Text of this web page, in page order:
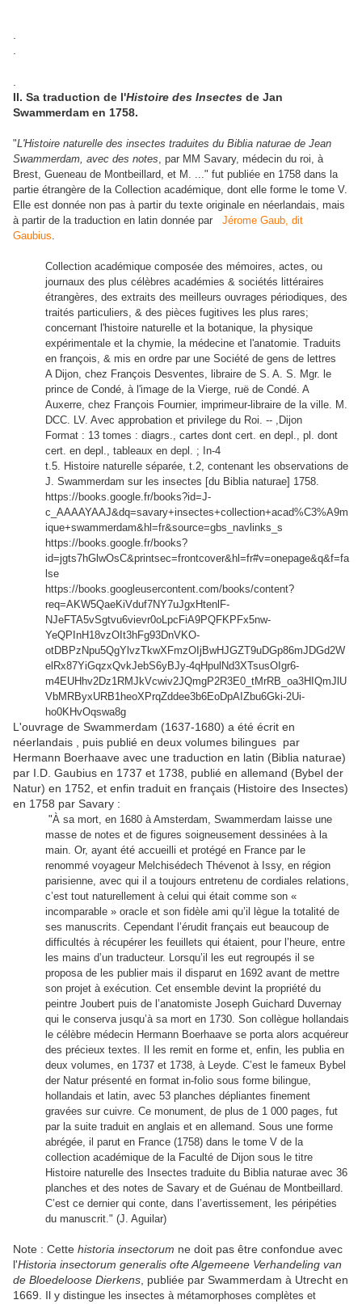
II. Sa traduction de l'Histoire des Insectes de Jan
Swammerdam en 1758.
"L'Histoire naturelle des insectes traduites du Biblia naturae de Jean
Swammerdam, avec des notes, par MM Savary, médecin du roi, à
Brest, Gueneau de Montbeillard, et M. ..." fut publiée en 1758 dans la
partie étrangère de la Collection académique, dont elle forme le tome V.
Elle est donnée non pas à partir du texte originale en néerlandais, mais
à partir de la traduction en latin donnée par
Jérome Gaub, dit
Gaubius.
Collection académique composée des mémoires, actes, ou
journaux des plus célèbres académies & sociétés littéraires
étrangères, des extraits des meilleurs ouvrages périodiques, des
traités particuliers, & des pièces fugitives les plus rares;
concernant l'histoire naturelle et la botanique, la physique
expérimentale et la chymie, la médecine et l'anatomie. Traduits
en françois, & mis en ordre par une Société de gens de lettres
A Dijon, chez François Desventes, libraire de S. A. S. Mgr. le
prince de Condé, à l'image de la Vierge, ruë de Condé. A
Auxerre, chez François Fournier, imprimeur-libraire de la ville. M.
DCC. LV. Avec approbation et privilege du Roi. -- ,Dijon
Format : 13 tomes : diagrs., cartes dont cert. en depl., pl. dont
cert. en depl., tableaux en depl. ; In-4
t.5. Histoire naturelle séparée, t.2, contenant les observations de
J. Swammerdam sur les insectes [du Biblia naturae] 1758.
https://books.google.fr/books?id=J-
c_AAAAYAAJ&dq=savary+insectes+collection+acad%C3%A9m
ique+swammerdam&hl=fr&source=gbs_navlinks_s
https://books.google.fr/books?
id=jgts7hGlwOsC&printsec=frontcover&hl=fr#v=onepage&q&f=fa
lse
https://books.googleusercontent.com/books/content?
req=AKW5QaeKiVduf7NY7uJgxHtenlF-
NJeFTA5vSgtvu6vievr0oLpcFiA9PQFKPFx5nw-
YeQPInH18vzOIt3hFg93DnVKO-
otDBPzNpu5QgYlvzTkwXFmzOIjBwHJGZT9uDGp86mJDGd2W
elRx87YiGqzxQvkJebS6yBJy-4qHpulNd3XTsusOIgr6-
m4EUHhv2Dz1RMJkVcwiv2JQmgP2R3E0_tMrRB_oa3HIQmJlU
VbMRByxURB1heoXPrqZddee3b6EoDpAIZbu6Gki-2Ui-
ho0KHvOqswa8g
L'ouvrage de Swammerdam (1637-1680) a été écrit en
néerlandais , puis publié en deux volumes bilingues par
Hermann Boerhaave avec une traduction en latin (Biblia naturae)
par I.D. Gaubius en 1737 et 1738, publié en allemand (Bybel der
Natur) en 1752, et enfin traduit en français (Histoire des Insectes)
en 1758 par Savary :
"À sa mort, en 1680 à Amsterdam, Swammerdam laisse une
masse de notes et de figures soigneusement dessinées à la
main. Or, ayant été accueilli et protégé en France par le
renommé voyageur Melchisédech Thévenot à Issy, en région
parisienne, avec qui il a toujours entretenu de cordiales relations,
c’est tout naturellement à celui qui était comme son «
incomparable » oracle et son fidèle ami qu’il lègue la totalité de
ses manuscrits. Cependant l’érudit français eut beaucoup de
difficultés à récupérer les feuillets qui étaient, pour l’heure, entre
les mains d’un traducteur. Lorsqu’il les eut regroupés il se
proposa de les publier mais il disparut en 1692 avant de mettre
son projet à exécution. Cet ensemble devint la propriété du
peintre Joubert puis de l’anatomiste Joseph Guichard Duvernay
qui le conserva jusqu’à sa mort en 1730. Son collègue hollandais
le célèbre médecin Hermann Boerhaave se porta alors acquéreur
des précieux textes. Il les remit en forme et, enfin, les publia en
deux volumes, en 1737 et 1738, à Leyde. C’est le fameux Bybel
der Natur présenté en format in-folio sous forme bilingue,
hollandais et latin, avec 53 planches dépliantes finement
gravées sur cuivre. Ce monument, de plus de 1 000 pages, fut
par la suite traduit en anglais et en allemand. Sous une forme
abrégée, il parut en France (1758) dans le tome V de la
collection académique de la Faculté de Dijon sous le titre
Histoire naturelle des Insectes traduite du Biblia naturae avec 36
planches et des notes de Savary et de Guénau de Montbeillard.
C’est ce dernier qui conte, dans l’avertissement, les péripéties
du manuscrit." (J. Aguilar)
Note : Cette historia insectorum ne doit pas être confondue avec
l'Historia insectorum generalis ofte Algemeene Verhandeling van
de Bloedeloose Dierkens , publiée par Swammerdam à Utrecht en
1669. Il y distingue les insectes à métamorphoses complètes et